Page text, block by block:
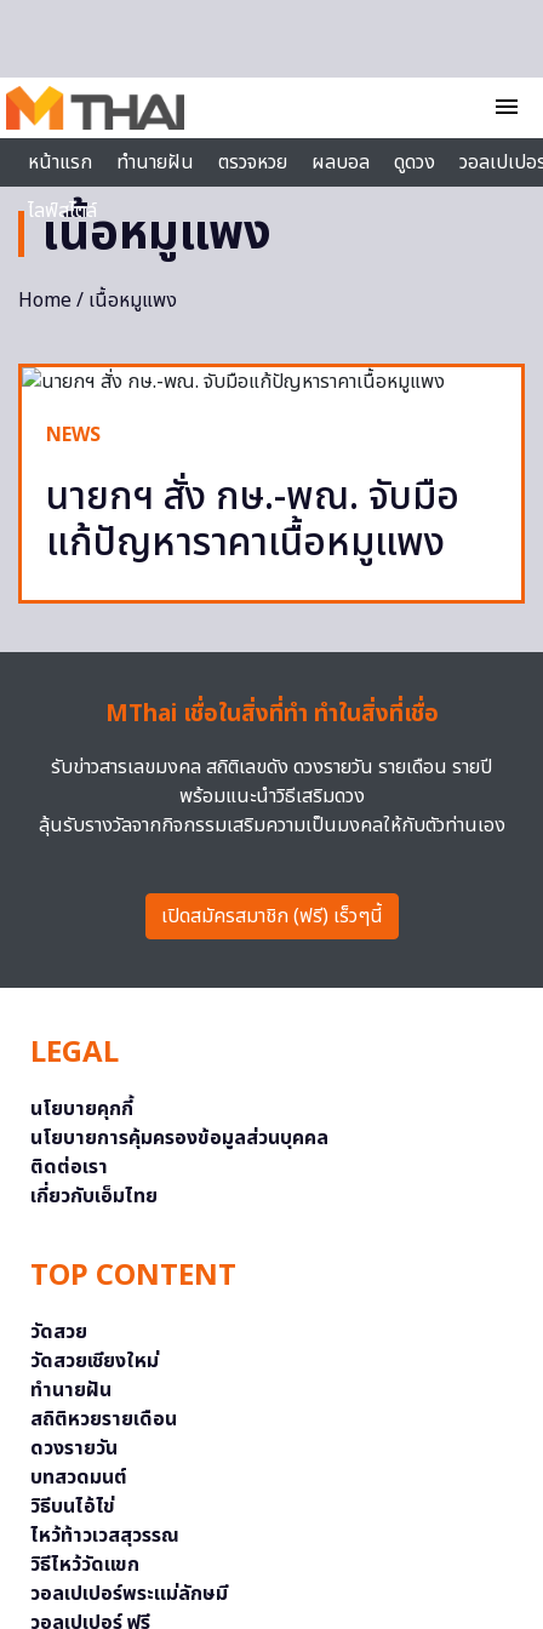
menu
หน้าแรก
ทำนายฝัน ตรวจหวย ผลบอล ดูดวง
วอลเปเป
ไลฟ์สไตล์
เนื้อหมูแพง
Home/ เนื้อหมูแพง
NEWS
นายกฯ สั่ง กษ.-พณ. จับมือ
แก้ปัญหาราคาเนื้อหมูแพง
MThai เชื่อในสิ่งที่ทำ ทำในสิ่งที่เชื่อ
รับข่าวสารเลขมงคล สถิติเลขดัง ดวงรายวัน รายเดือน รายปี
พร้อมแนะนำวิธีเสริมดวง
ลุ้นรับรางวัลจากกิจกรรมเสริมความเป็นมงคลให้กับตัวท่านเอง
เปิดสมัครสมาชิก (ฟรี) เร็วๆนี้
LEGAL
นโยบายคุกกี้
นโยบายการคุ้มครองข้อมูลส่วนบุคคล
ติดต่อเรา
เกี่ยวกับเอ็มไทย
TOP CONTENT
วัดสวย
วัดสวยเชียงใหม่
ทำนายฝัน
สถิติหวยรายเดือน
ดวงรายวัน
บทสวดมนต์
วิธีบนไอ้ไข่
ไหว้ท้าวเวสสุวรรณ
วิธีไหว้วัดแขก
วอลเปเปอร์พระแม่ลักษมี
วอลเปเปอร์ ฟรี